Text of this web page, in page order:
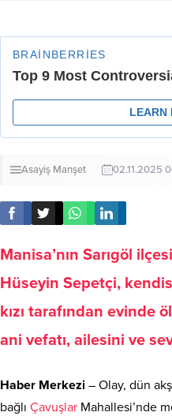
Asayiş Manşet 02.11.2025
Manisa’nın Sarıgöl
Hüseyin Sepetçi,
kızı tarafından evinde
ani vefatı, ailesini ve
Haber Merkezi – Olay, dün
bağlı Çavuşlar Mahallesi’nde